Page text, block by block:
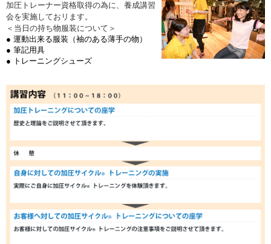
加圧トレーナー資格取得の為に、養成講習
会を実施しておリます。
＜当日の持ち物服装について＞
● 運動出来る服装（袖のある薄手の物）
● 筆記用具
● トレーニングシューズ